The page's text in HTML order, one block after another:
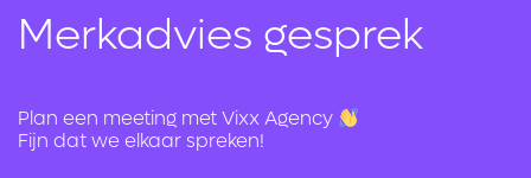
Merkadvies gesprek
Plan een meeting met Vixx Agency
Fijn dat we elkaar spreken!